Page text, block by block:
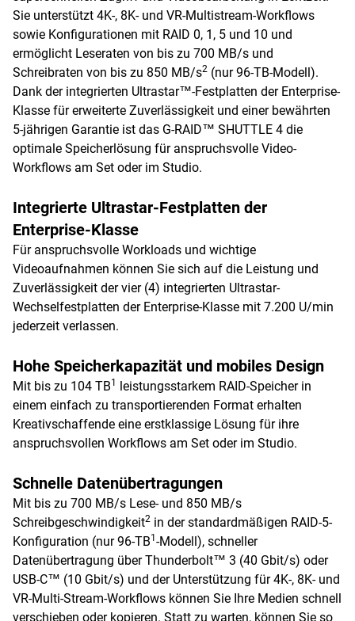
Sie unterstützt 4K-, 8K- und VR-Multistream-Workflows
sowie Konfigurationen mit RAID 0, 1, 5 und 10 und
ermöglicht Leseraten von bis zu 700 MB/s und
Schreibraten von bis zu 850 MB/s2 (nur 96-TB-Modell).
Dank der integrierten Ultrastar™-Festplatten der Enterprise-
Klasse für erweiterte Zuverlässigkeit und einer bewährten
5-jährigen Garantie ist das G-RAID™ SHUTTLE 4 die
optimale Speicherlösung für anspruchsvolle Video-
Workflows am Set oder im Studio.
Integrierte Ultrastar-Festplatten der
Enterprise-Klasse
Für anspruchsvolle Workloads und wichtige
Videoaufnahmen können Sie sich auf die Leistung und
Zuverlässigkeit der vier (4) integrierten Ultrastar-
Wechselfestplatten der Enterprise-Klasse mit 7.200 U/min
jederzeit verlassen.
Hohe Speicherkapazität und mobiles Design
Mit bis zu 104 TB1
leistungsstarkem RAID-Speicher in
einem einfach zu transportierenden Format erhalten
Kreativschaffende eine erstklassige Lösung für ihre
anspruchsvollen Workflows am Set oder im Studio.
Schnelle Datenübertragungen
Mit bis zu 700 MB/s Lese- und 850 MB/s
Schreibgeschwindigkeit2 in der standardmäßigen RAID-5-
Konfiguration (nur 96-TB1 -Modell), schneller
Datenübertragung über Thunderbolt™ 3 (40 Gbit/s) oder
USB-C™ (10 Gbit/s) und der Unterstützung für 4K-, 8K- und
VR-Multi-Stream-Workflows können Sie Ihre Medien schnell
verschieben oder kopieren. Statt zu warten, können Sie so